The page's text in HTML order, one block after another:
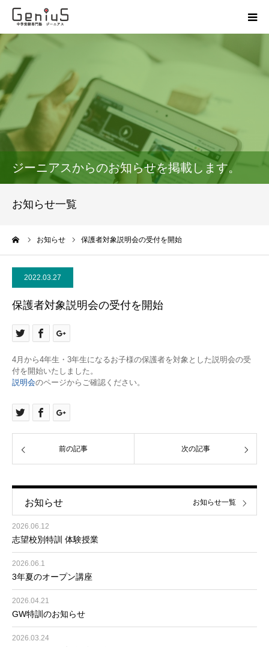
ジーニアスからのお知らせを掲載します。
お知らせ一覧
お知らせ 保護者対象説明会の受付を開始
2022.03.27
保護者対象説明会の受付を開始
4月から4年生・3年生になるお子様の保護者を対象とした説明会の受
付を開始いたしました。
説明会のページからご確認ください。
前の記事 次の記事
お知らせ
2026.06.12
志望校別特訓 体験授業
2026.06.1
3年夏のオープン講座
2026.04.21
GW特訓のお知らせ
2026.03.24
お知らせ一覧
志望校別特訓
模試
お問い合わせ